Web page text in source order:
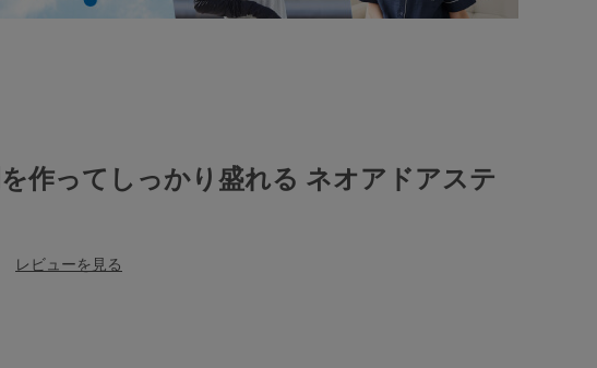
から探す
作ってしっかり盛れる ネオアドアステ
レビューを見る